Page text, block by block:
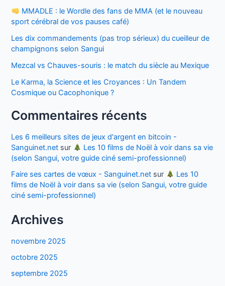
MMADLE : le Wordle des fans de MMA (et le nouveau
sport cérébral de vos pauses café)
Les dix commandements (pas trop sérieux) du cueilleur de
champignons selon Sangui
Mezcal vs Chauves-souris : le match du siècle au Mexique
Le Karma, la Science et les Croyances : Un Tandem
Cosmique ou Cacophonique ?
Commentaires récents
Les 6 meilleurs sites de jeux d'argent en bitcoin -
Sanguinet.net sur
Les 10 films de Noël à voir dans sa vie
(selon Sangui, votre guide ciné semi-professionnel)
Faire ses cartes de vœux - Sanguinet.net sur
Les 10
films de Noël à voir dans sa vie (selon Sangui, votre guide
ciné semi-professionnel)
Archives
novembre 2025
octobre 2025
septembre 2025